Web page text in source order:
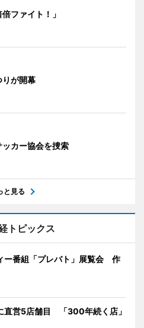
ファイト！」
りが開幕
カー協会を捜索
と見る
トピックス
ー番組「プレバト」展覧会 作
直営5店舗目 「300年続く店」